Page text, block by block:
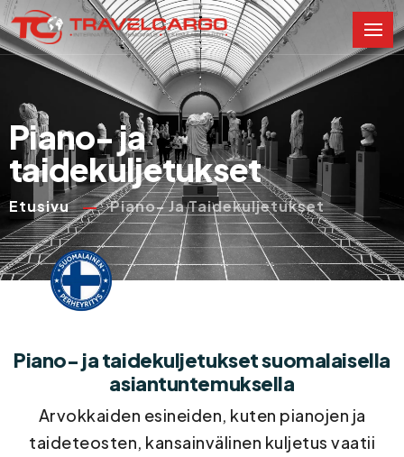
Piano- ja
taidekuljetukset
Etusivu Piano- Ja Taidekuljetukset
Piano- ja taidekuljetukset suomalaisella
asiantuntemuksella
Arvokkaiden esineiden, kuten pianojen ja
taideteosten, kansainvälinen kuljetus vaatii